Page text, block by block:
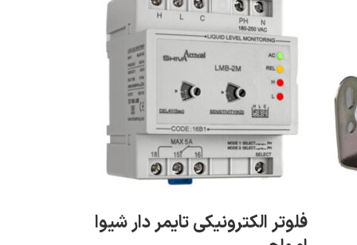
فلوتر الکترونیکی تایمر دار شیوا